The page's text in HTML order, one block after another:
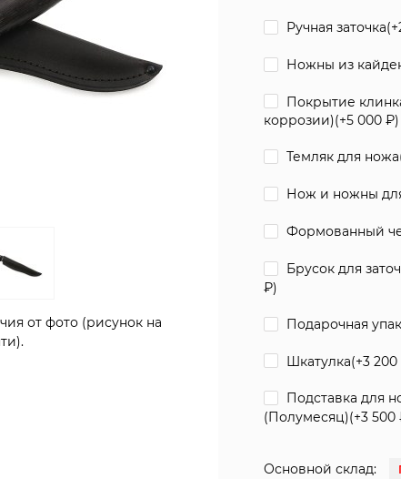
от фото (рисунок на
Ручная заточка(+
Ножны из
Покрытие
коррозии)(+5 000₽)
Темляк для
Нож и ножны
Формованный
Брусок для
₽)
Подарочная
Шкатулка(+3 200
Подставка для
(Полумесяц)(+3 500
Основной склад: